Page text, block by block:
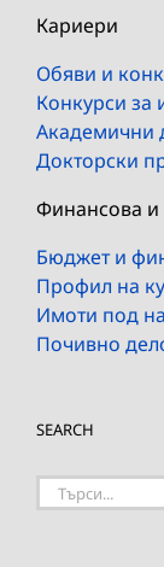
Кариери
Обяви и
Конкурси за
Академични
Докторски
Финансова и
Бюджет и
Профил на
Имоти под
Почивно
SEARCH
Търсене